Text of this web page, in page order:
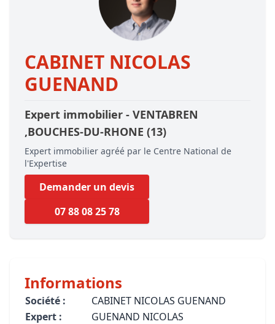
CABINET NICOLAS
GUENAND
Expert immobilier - VENTABREN
,BOUCHES-DU-RHONE (13)
Expert immobilier agréé par le Centre National de
l'Expertise
Demander un devis
07 88 08 25 78
Informations
Société :
CABINET NICOLAS GUENAND
Expert :
GUENAND NICOLAS